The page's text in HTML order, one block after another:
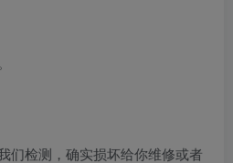
们检测，确实损坏给你维修或者